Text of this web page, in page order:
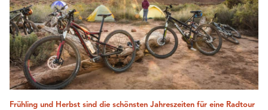
Frühling und Herbst sind die schönsten Jahreszeiten für eine Radtour